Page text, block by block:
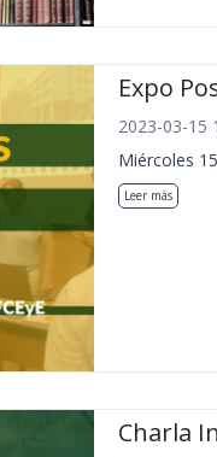
Expo
2023-03-15
Miércoles
Leer más
Charla